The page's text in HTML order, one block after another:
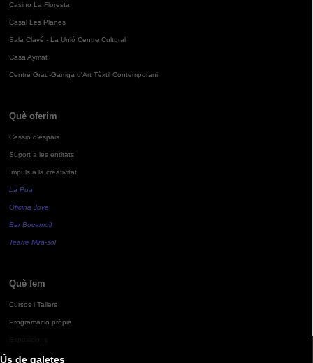
Ús de galetes
Casino La Floresta
Casal Les Planes
Sala Clavé - La Unió Centre Cultural
Casa Aymat
Centre Grau-Garriga d'Art Tèxtil Contemporani
Què oferim
Cessió d'espais
Suport a les entitats
Impuls a la creativitat
La Pua
Oficina Jove
Bar Bocamoll
Teatre Mira-sol
Què fem
Cursos i Tallers
Programació pròpia